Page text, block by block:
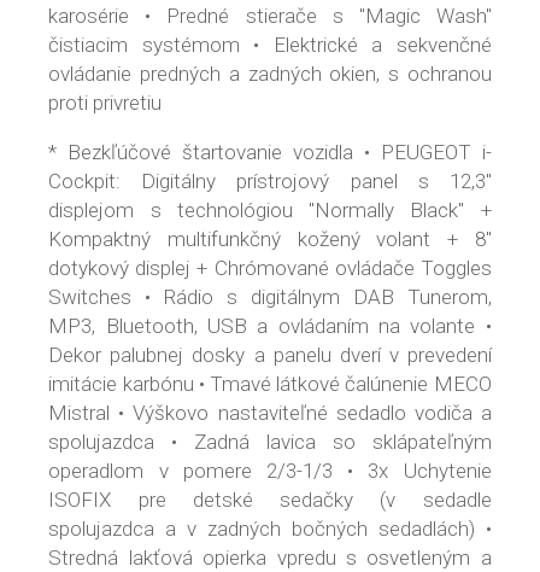
karosérie • Predné stierače s "Magic Wash"
čistiacim systémom • Elektrické a sekvenčné
ovládanie predných a zadných okien, s ochranou
proti privretiu
* Bezkľúčové štartovanie vozidla • PEUGEOT i-
Cockpit: Digitálny prístrojový panel s 12,3"
displejom s technológiou "Normally Black" +
Kompaktný multifunkčný kožený volant + 8"
dotykový displej + Chrómované ovládače Toggles
Switches • Rádio s digitálnym DAB Tunerom,
MP3, Bluetooth, USB a ovládaním na volante •
Dekor palubnej dosky a panelu dverí v prevedení
imitácie karbónu • Tmavé látkové čalúnenie MECO
Mistral • Výškovo nastaviteľné sedadlo vodiča a
spolujazdca • Zadná lavica so sklápateľným
operadlom v pomere 2/3-1/3 • 3x Uchytenie
ISOFIX pre detské sedačky (v sedadle
spolujazdca a v zadných bočných sedadlách) •
Stredná lakťová opierka vpredu s osvetleným a